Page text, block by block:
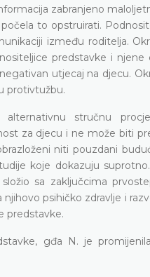
zabranjeno
to opstruirati.
između roditelja.
predstavke i
utjecaj na djecu.
protivtužbu.
alternativnu stručnu
za djecu i ne može biti
niti pouzdani
koje dokazuju
sa zaključcima
psihičko zdravlje i
predstavke.
gđa N. je